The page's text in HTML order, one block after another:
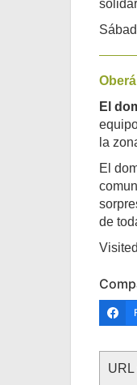
El
la
El
de
URL